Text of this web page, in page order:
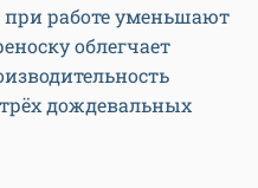
работе уменьшают
облегчает
дождевальных